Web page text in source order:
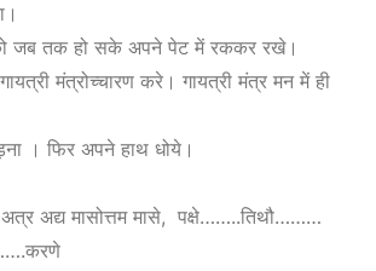
जब तक हो सके अपने पेट में रककर रखे।
मंत्रोच्चारण करे। गायत्री मंत्र मन में ही
। फिर अपने हाथ धोये।
अत्र अद्य मासोत्तम मासे, पक्षे……..तिथौ………